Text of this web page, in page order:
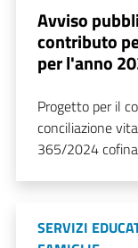
Avviso
contributo
per l'anno
Progetto per il
conciliazione
365/2024
SERVIZI